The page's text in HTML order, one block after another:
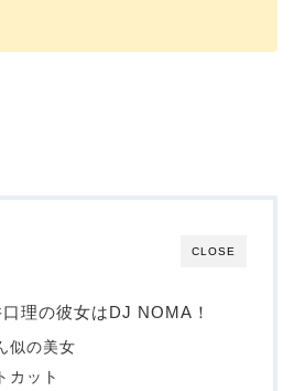
CLOSE
理の彼女はDJ NOMA！
似の美女
カット